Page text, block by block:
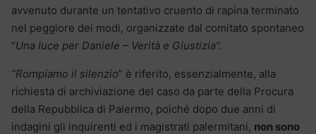
avvenuto durante un tentativo cruento di rapina terminato
nel peggiore dei modi, organizzate dal comitato spontaneo
“Una luce per Daniele – Verità e Giustizia”.
“Rompiamo il silenzio” è riferito, essenzialmente, alla
richiesta di archiviazione del caso da parte della Procura
della Repubblica di Palermo, poiché dopo due anni di
indagini gli inquirenti ed i magistrati palermitani, non sono